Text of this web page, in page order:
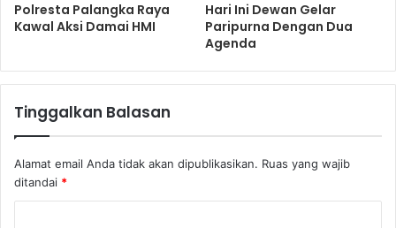
Polresta Palangka Raya
Kawal Aksi Damai HMI
Hari Ini Dewan Gelar
Paripurna Dengan Dua
Agenda
Tinggalkan Balasan
Alamat email Anda tidak akan dipublikasikan. Ruas yang wajib
ditandai *